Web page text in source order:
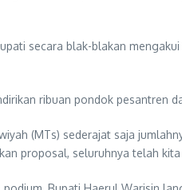
secara blak-blakan
ribuan pondok pesantren
(MTs) sederajat saja
proposal, seluruhnya telah